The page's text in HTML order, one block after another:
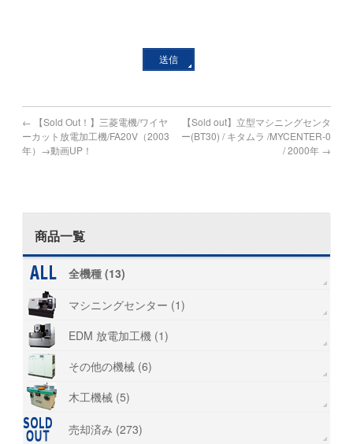
← 【Sold Out！】三菱電機/ワイヤ
ーカット放電加工機/FA20V（2003
年）→動画UP！
【Sold out】立型マシニングセンタ
ー(BT30) / キタムラ /MYCENTER-0
/ 2000年 →
商品一覧
全機種 (13)
マシニングセンター (1)
EDM 放電加工機 (1)
その他の機械 (6)
木工機械 (5)
売却済み (273)